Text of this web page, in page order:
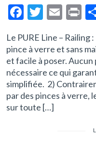
F
e
b
o
o
k
T
itt
er
E
ai
l
t
Le PURE Line – Railing
pince à verre et sans
et facile à poser.
nécessaire ce qui
simplifiée. 2)
par des pinces à verre,
sur toute […]